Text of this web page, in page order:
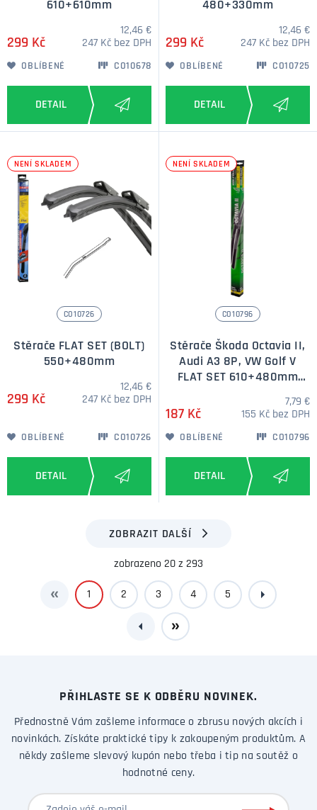
610+610mm
299 Kč
12,46 €
247 Kč bez DPH
OBLÍBENÉ CO10678
480+330mm
299 Kč
12,46 €
247 Kč bez DPH
OBLÍBENÉ CO10725
NENÍ SKLADEM
CO10726
Stěrače FLAT SET (BOLT)
550+480mm
299 Kč
12,46 €
247 Kč bez DPH
OBLÍBENÉ CO10726
NENÍ SKLADEM
CO10796
Stěrače Škoda Octavia II,
Audi A3 8P, VW Golf V
FLAT SET 610+480mm
187 Kč
7,79 €
155 Kč bez DPH
OBLÍBENÉ CO10796
ZOBRAZIT DALŠÍ
zobrazeno 20 z 293
1 2 3 4 5
PŘIHLASTE SE K ODBĚRU NOVINEK.
Přednostně Vám zašleme informace o zbrusu nových akcích i
novinkách. Získáte praktické tipy k zakoupeným produktům. A
někdy zašleme slevový kupón nebo třeba i tip na soutěž o
hodnotné ceny.